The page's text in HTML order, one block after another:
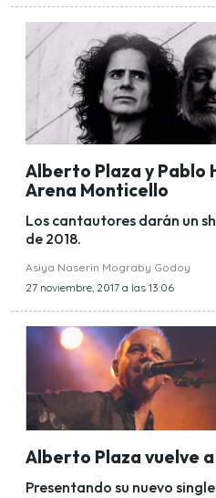
Alberto Plaza y Pablo
Arena Monticello
Los cantautores darán un
de 2018.
Asiya Naserin Mograby Godoy
27 noviembre, 2017 a las 13:06
Alberto Plaza vuelve
Presentando su nuevo single